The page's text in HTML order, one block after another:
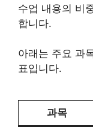
수업 내용의 비
합니다.
아래는 주요 과
표입니다.
과목